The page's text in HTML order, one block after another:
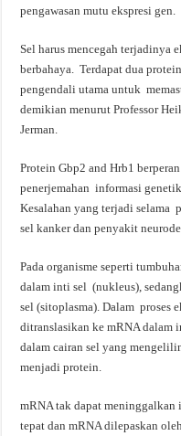
pengawasan mutu ekspresi gen.
Sel harus mencegah terjadinya
berbahaya. Terdapat dua
pengendali utama untuk
demikian menurut Professor
Jerman.
Protein Gbp2 and Hrb1
penerjemahan informasi
Kesalahan yang terjadi selama
sel kanker dan penyakit
Pada organisme seperti
dalam inti sel (nukleus),
sel (sitoplasma). Dalam proses
ditranslasikan ke mRNA
dalam cairan sel yang
menjadi protein.
mRNA tak dapat
tepat dan mRNA dilepaskan